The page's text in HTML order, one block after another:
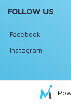
FOLLOW US
Facebook
Instagram